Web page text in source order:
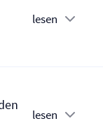
lesen
lesen